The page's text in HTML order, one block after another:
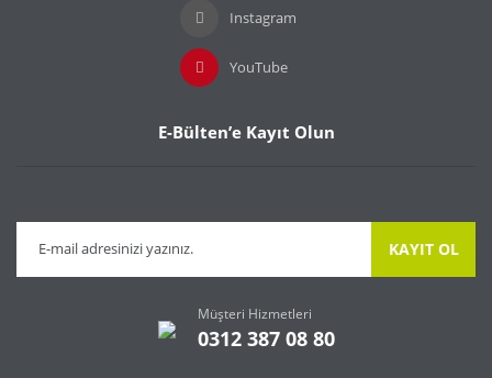
Instagram
YouTube
E-Bülten’e Kayıt Olun
KAYIT OL
Müşteri Hizmetleri
0312 387 08 80